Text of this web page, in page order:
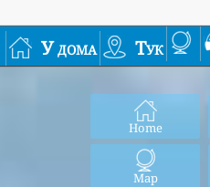
У дома Тук
Home
Map